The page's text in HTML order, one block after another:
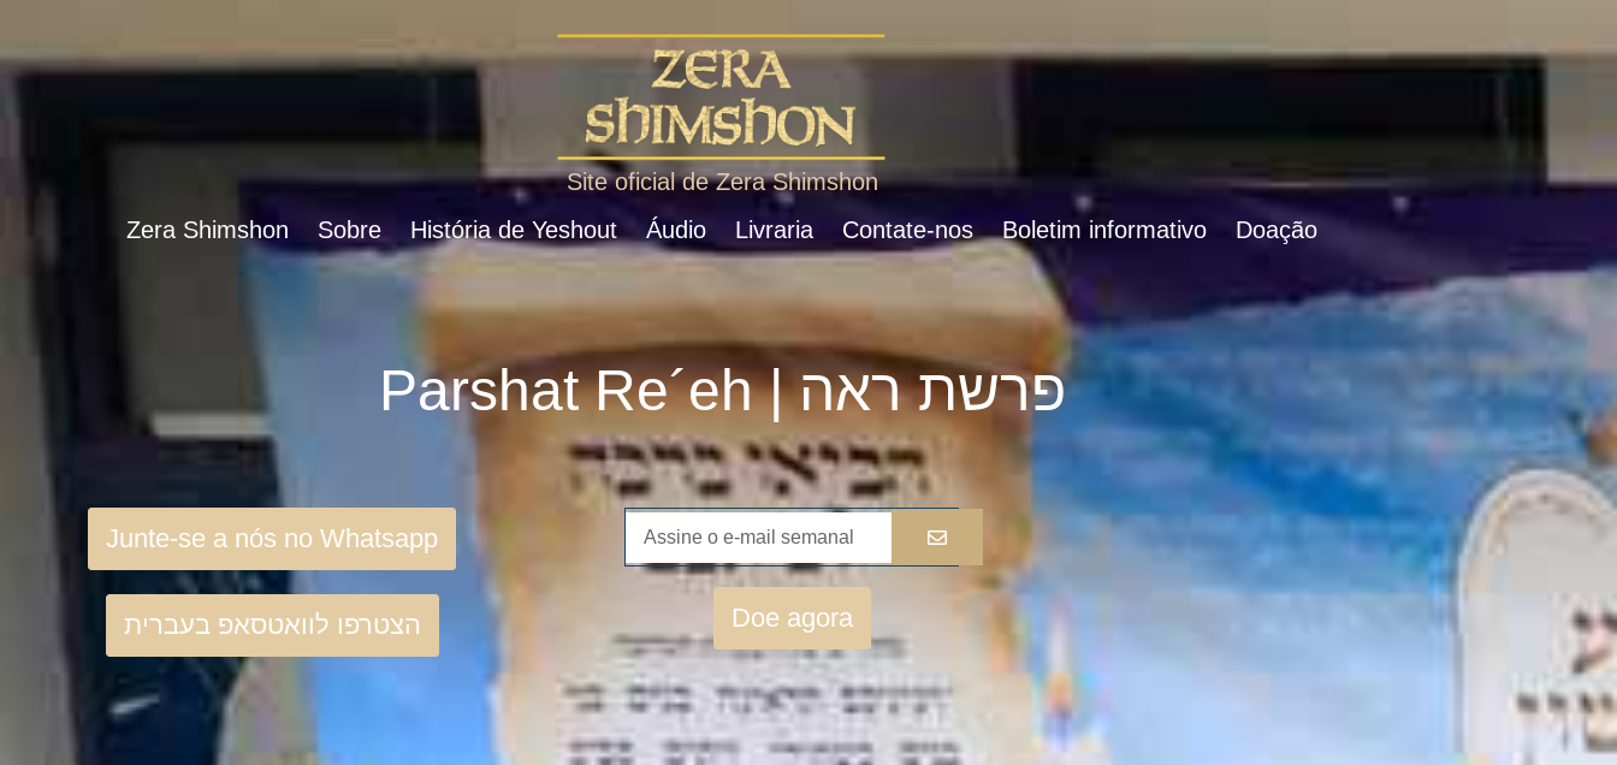
Site oficial de Zera Shimshon
Zera Shimshon
Sobre História de Yeshout Áudio Livraria Contate-nos Boletim informativo Doação
Parshat Re´eh | פרשת ראה
Junte-se a nós no Whatsapp
הצטרפו לוואטסאפ בעברית Doe agora